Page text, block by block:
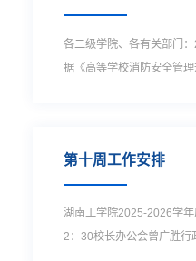
各二级学院、各有关部门
据《高等学校消防安全管
第十周工作安排
湖南工学院2025-2026学
2：30校长办公会曾广胜行